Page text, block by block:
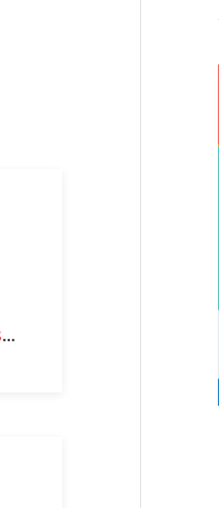
Radio CEIP San Pedro: Francisco Javier López - T04-P13